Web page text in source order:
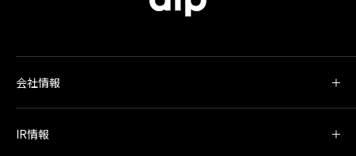
会社情報
IR情報